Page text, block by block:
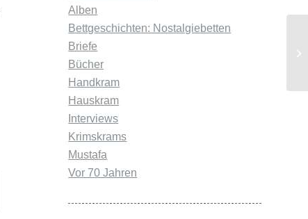
Alben
Bettgeschichten: Nostalgiebetten
Briefe
Bücher
Handkram
Hauskram
Interviews
Krimskrams
Mustafa
Vor 70 Jahren